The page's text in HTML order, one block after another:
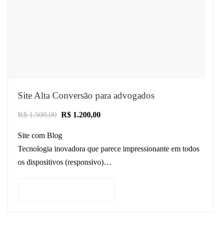
Site Alta Conversão para advogados
R$1.500,00 R$ 1.200,00
Site com Blog
Tecnologia inovadora que parece impressionante em todos
os dispositivos (responsivo)